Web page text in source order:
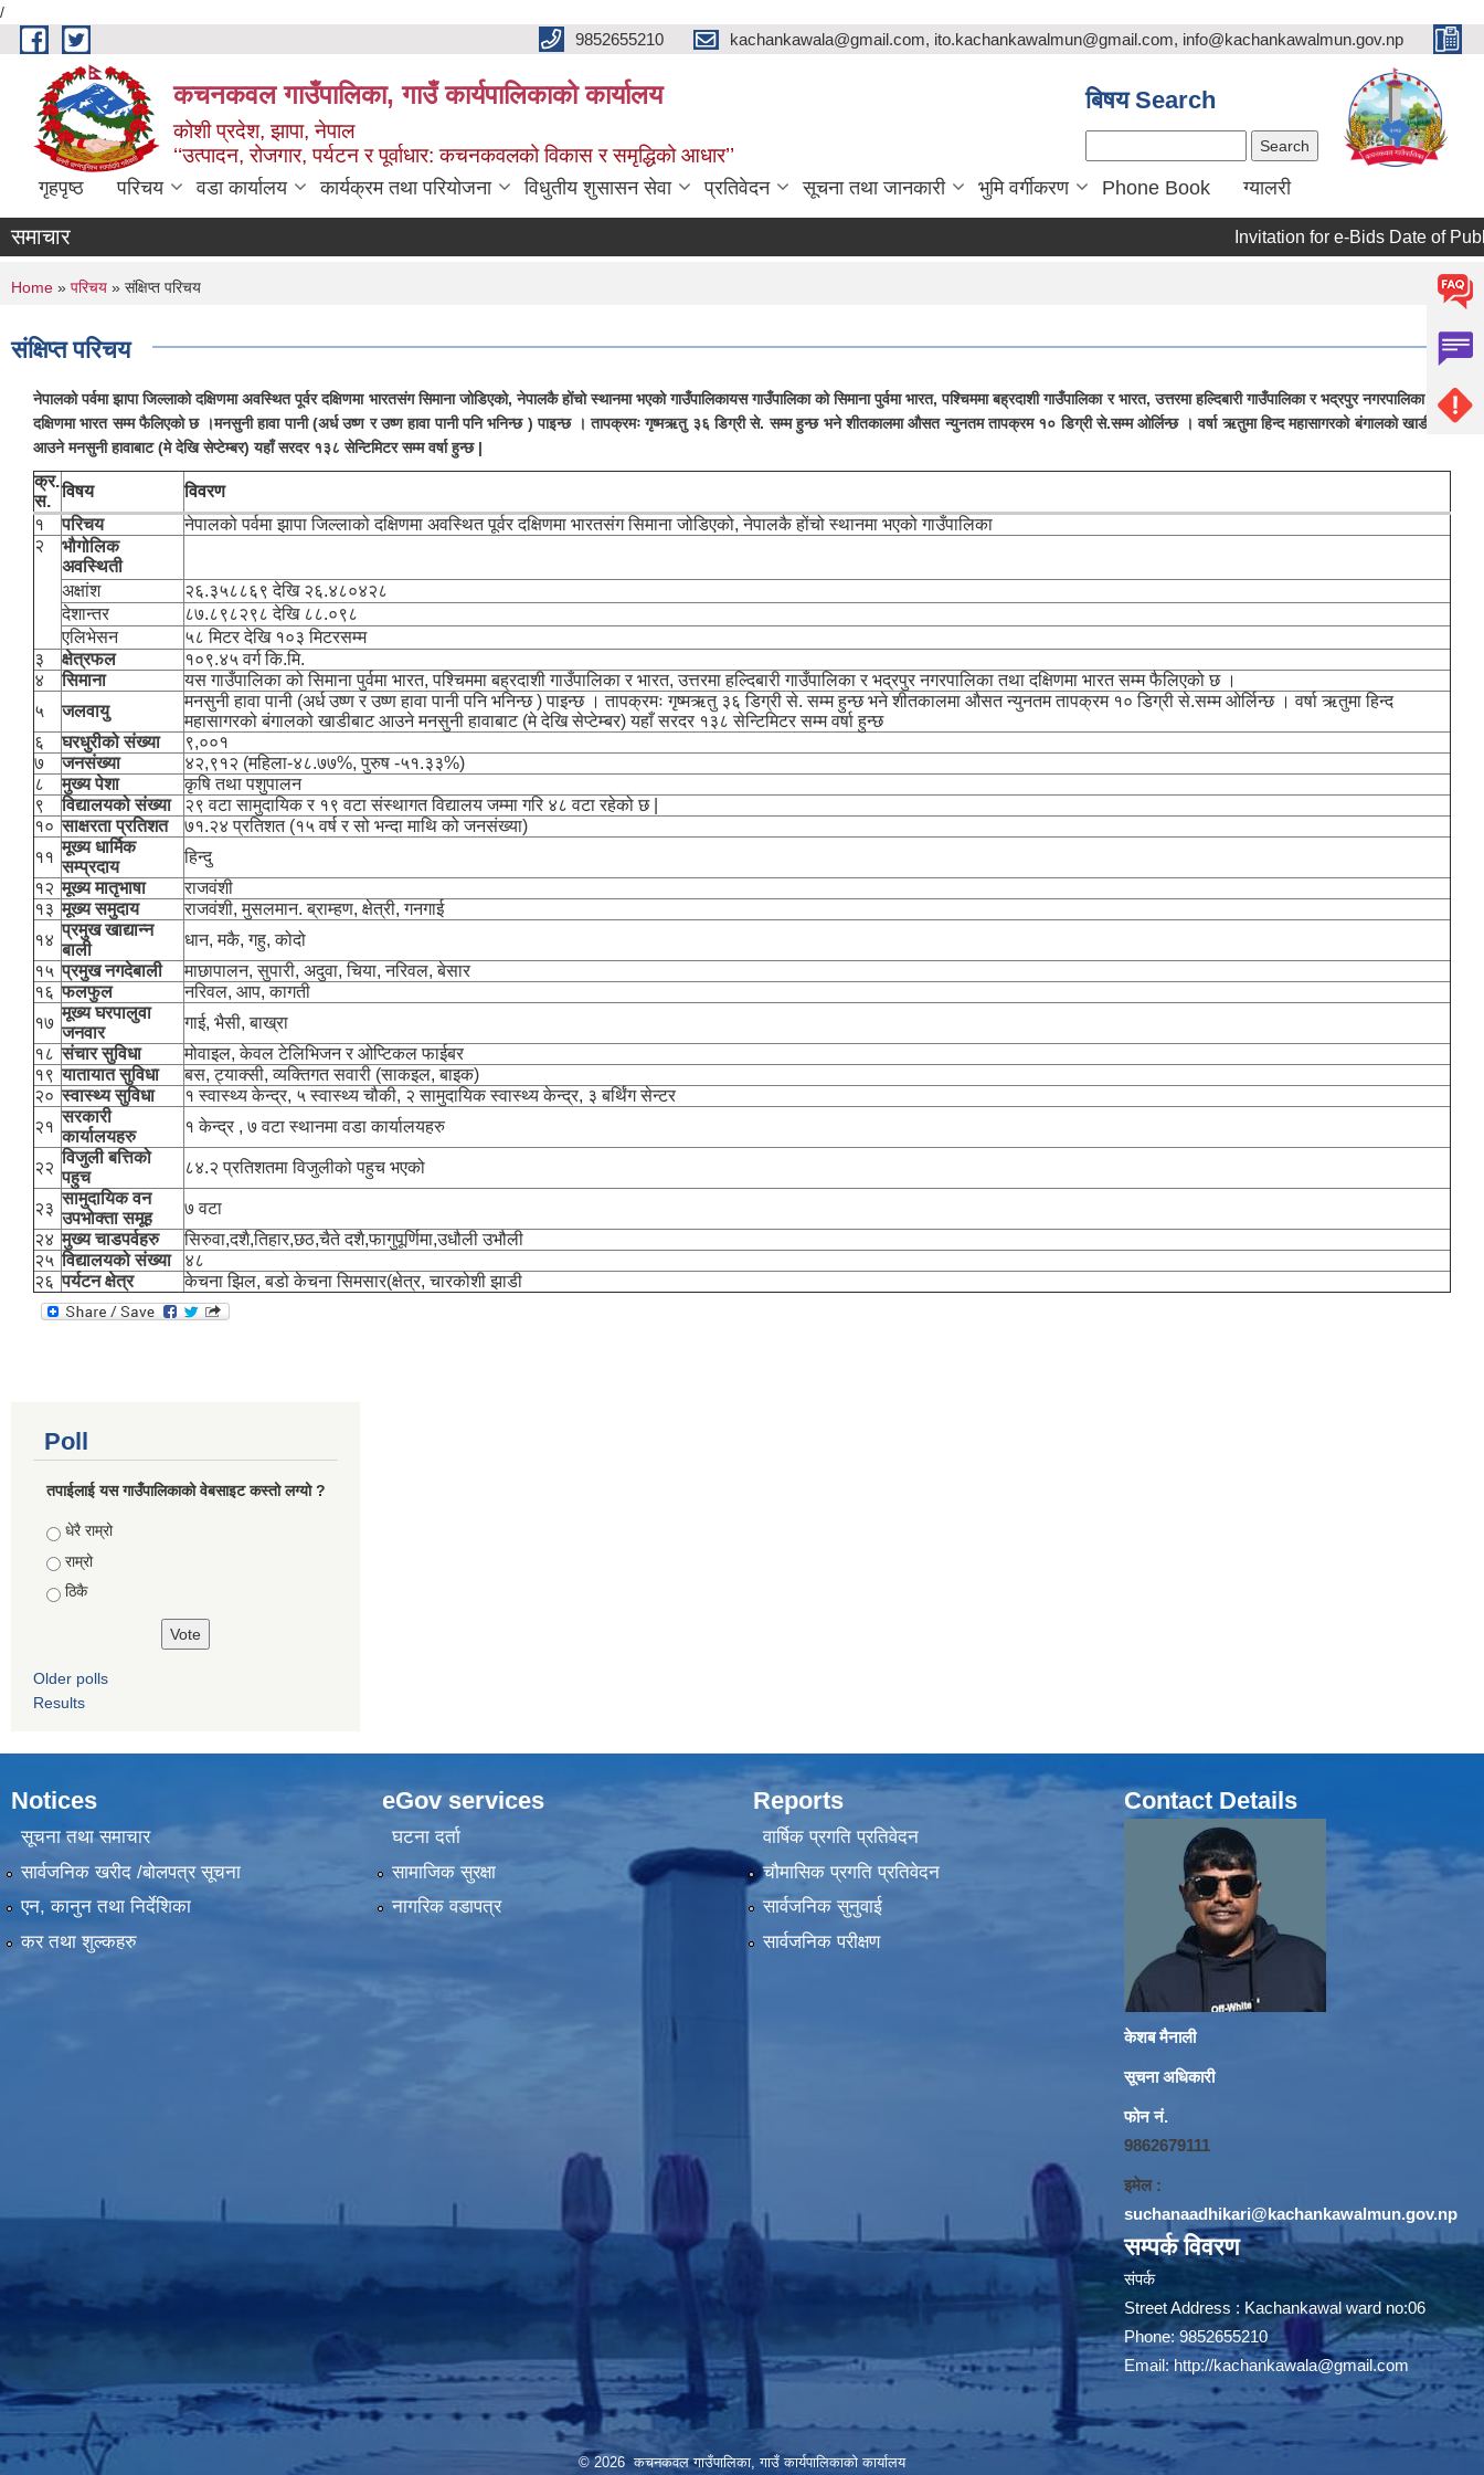
/
Skip to main content
9852655210 kachankawala@gmail.com, ito.kachankawalmun@gmail.com, info@kachankawalmun.gov.np
कचनकवल गाउँपालिका, गाउँ कार्यपालिकाको कार्यालय
कोशी प्रदेश, झापा, नेपाल
‘‘उत्पादन, रोजगार, पर्यटन र पूर्वाधार: कचनकवलको विकास र समृद्धिको आधार’’
बिषय Search
गृहपृष्ठ परिचय वडा कार्यालय कार्यक्रम तथा परियोजना विधुतीय शुसासन सेवा प्रतिवेदन सूचना तथा जानकारी भुमि वर्गीकरण Phone Book ग्यालरी
समाचार Invitation for e-Bids Date of
You are here
Home » परिचय » संक्षिप्त परिचय
संक्षिप्त परिचय
नेपालको पर्वमा झापा जिल्लाको दक्षिणमा अवस्थित पूर्वर दक्षिणमा भारतसंग सिमाना जोडिएको, नेपालकै होंचो स्थानमा भएको गाउँपालिकायस गाउँपालिका को सिमाना पुर्वमा भारत, पश्चिममा बह्रदाशी गाउँपालिका र भारत, उत्तरमा हल्दिबारी गाउँपालिका र भद्रपुर नगरपालिका तथा
दक्षिणमा भारत सम्म फैलिएको छ ।मनसुनी हावा पानी (अर्ध उष्ण र उष्ण हावा पानी पनि भनिन्छ ) पाइन्छ । तापक्रमः गृष्मऋतु ३६ डिग्री से. सम्म हुन्छ भने शीतकालमा औसत न्युनतम तापक्रम १० डिग्री से.सम्म ओर्लिन्छ । वर्षा ऋतुमा हिन्द महासागरको बंगालको खाडीबाट
आउने मनसुनी हावाबाट (मे देखि सेप्टेम्बर) यहाँ सरदर १३८ सेन्टिमिटर सम्म वर्षा हुन्छ |
क्र.
स.
विषय
विवरण
१
परिचय
नेपालको पर्वमा झापा जिल्लाको दक्षिणमा अवस्थित पूर्वर दक्षिणमा भारतसंग सिमाना जोडिएको, नेपालकै होंचो स्थानमा भएको गाउँपालिका
२
भौगोलिक
अवस्थिती
अक्षांश
२६.३५८८६९ देखि २६.४८०४२८
देशान्तर
८७.८९८२९८ देखि ८८.०९८
एलिभेसन
५८ मिटर देखि १०३ मिटरसम्म
३
क्षेत्रफल
१०९.४५ वर्ग कि.मि.
४
सिमाना
यस गाउँपालिका को सिमाना पुर्वमा भारत, पश्चिममा बह्रदाशी गाउँपालिका र भारत, उत्तरमा हल्दिबारी गाउँपालिका र भद्रपुर नगरपालिका तथा दक्षिणमा भारत सम्म फैलिएको छ ।
५
जलवायु
मनसुनी हावा पानी (अर्ध उष्ण र उष्ण हावा पानी पनि भनिन्छ ) पाइन्छ । तापक्रमः गृष्मऋतु ३६ डिग्री से. सम्म हुन्छ भने शीतकालमा औसत न्युनतम तापक्रम १० डिग्री से.सम्म ओर्लिन्छ । वर्षा ऋतुमा हिन्द
महासागरको बंगालको खाडीबाट आउने मनसुनी हावाबाट (मे देखि सेप्टेम्बर) यहाँ सरदर १३८ सेन्टिमिटर सम्म वर्षा हुन्छ
६
घरधुरीको संख्या
९,००१
७
जनसंख्या
४२,९१२ (महिला-४८.७७%, पुरुष -५१.३३%)
८
मुख्य पेशा
कृषि तथा पशुपालन
९
विद्यालयको संख्या
२९ वटा सामुदायिक र १९ वटा संस्थागत विद्यालय जम्मा गरि ४८ वटा रहेको छ |
१० साक्षरता प्रतिशत
७१.२४ प्रतिशत (१५ वर्ष र सो भन्दा माथि को जनसंख्या)
११
मूख्य धार्मिक
सम्प्रदाय
हिन्दु
१२ मूख्य मातृभाषा
राजवंशी
१३ मूख्य समुदाय
राजवंशी, मुसलमान. ब्राम्हण, क्षेत्री, गनगाई
१४
प्रमुख खाद्यान्न
बाली
धान, मकै, गहु, कोदो
१५ प्रमुख नगदेबाली
माछापालन, सुपारी, अदुवा, चिया, नरिवल, बेसार
१६ फलफुल
नरिवल, आप, कागती
१७
मूख्य घरपालुवा
जनवार
गाई, भैसी, बाख्रा
१८ संचार सुविधा
मोवाइल, केवल टेलिभिजन र ओप्टिकल फाईबर
१९ यातायात सुविधा
बस, ट्याक्सी, व्यक्तिगत सवारी (साकइल, बाइक)
२० स्वास्थ्य सुविधा
१ स्वास्थ्य केन्द्र, ५ स्वास्थ्य चौकी, २ सामुदायिक स्वास्थ्य केन्द्र, ३ बर्थिंग सेन्टर
२१
सरकारी
कार्यालयहरु
१ केन्द्र , ७ वटा स्थानमा वडा कार्यालयहरु
२२
विजुली बत्तिको
पहुच
८४.२ प्रतिशतमा विजुलीको पहुच भएको
२३
सामुदायिक वन
उपभोक्ता समूह
७ वटा
२४ मुख्य चाडपर्वहरु
सिरुवा,दशै,तिहार,छठ,चैते दशै,फागुपूर्णिमा,उधौली उभौली
२५ विद्यालयको संख्या
४८
२६ पर्यटन क्षेत्र केचना झिल, बडो केचना सिमसार(क्षेत्र, चारकोशी झाडी
Poll
तपाईलाई यस गाउँपालिकाको वेबसाइट कस्तो लग्यो ?
Choices
धेरै राम्रो
राम्रो
ठिकै
Older polls
Results
Notices
सूचना तथा समाचार
सार्वजनिक खरीद /बोलपत्र सूचना
एन, कानुन तथा निर्देशिका
कर तथा शुल्कहरु
eGov services
घटना दर्ता
सामाजिक सुरक्षा
नागरिक वडापत्र
Reports
वार्षिक प्रगति प्रतिवेदन
चौमासिक प्रगति प्रतिवेदन
सार्वजनिक सुनुवाई
सार्वजनिक परीक्षण
Contact Details
केशब मैनाली
सूचना अधिकारी
फोन नं.
9862679111
इमेल :
suchanaadhikari@kachankawalmun.gov.np
सम्पर्क विवरण
संपर्क
Street Address : Kachankawal ward no:06
Phone: 9852655210
Email:http://kachankawala@gmail.com
© 2026 कचनकवल गाउँपालिका, गाउँ कार्यपालिकाको कार्यालय